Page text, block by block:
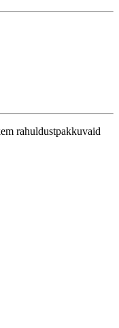
rahuldustpakkuvaid